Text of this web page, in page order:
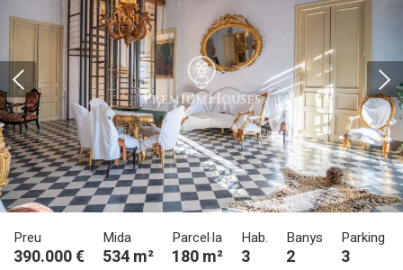
Preu
390.000 €
Mida
534 m²
Parcel·la
180 m²
Hab.
3
Banys
2
Parking
3